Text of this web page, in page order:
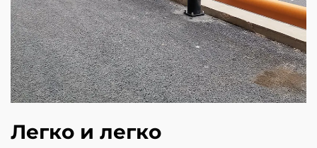
Легко и легко